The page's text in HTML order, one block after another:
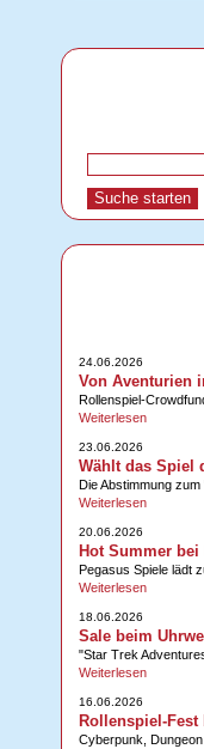
24.06.2026
Von Aventurien
Rollenspiel-
Weiterlesen
23.06.2026
Wählt das Spiel
Die Abstimmung
Weiterlesen
20.06.2026
Hot Summer bei
Pegasus Spiele lädt
Weiterlesen
18.06.2026
Sale beim
"Star Trek
Weiterlesen
16.06.2026
Rollenspiel-
Cyberpunk,